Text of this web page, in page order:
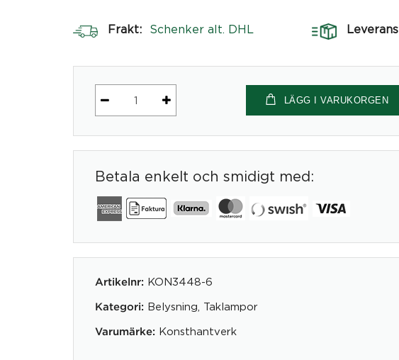
Frakt: Schenker alt. DHL
Taklampa
LÄGG I VARUKORGEN
Betala enkelt och smidigt med:
Artikelnr: KON3448-6
Kategori: Belysning Taklampor
Varumärke: Konsthantverk